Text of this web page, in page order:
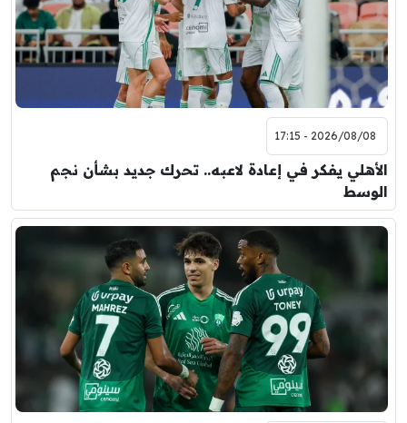
2026/08/08 - 17:15
الأهلي يفكر في إعادة لاعبه.. تحرك جديد بشأن نجم
الوسط